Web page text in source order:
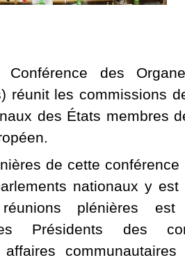
des
réunit les commissions
des États membres
de cette
nationaux y
plénières est
Présidents des